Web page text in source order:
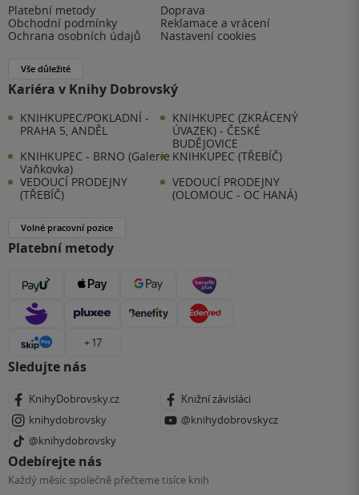
Platební metody
Doprava
Obchodní podmínky
Reklamace a vrácení
Ochrana osobních údajů
Nastavení cookies
Vše důležité
Kariéra v Knihy Dobrovský
KNIHKUPEC/POKLADNÍ -
PRAHA 5, ANDĚL
KNIHKUPEC (ZKRÁCENÝ
ÚVAZEK) - ČESKÉ
BUDĚJOVICE
KNIHKUPEC - BRNO (Galerie
Vaňkovka)
KNIHKUPEC (TŘEBÍČ)
VEDOUCÍ PRODEJNY
(TŘEBÍČ)
VEDOUCÍ PRODEJNY
(OLOMOUC - OC HANÁ)
Volné pracovní pozice
Platební metody
+ 17
Sledujte nás
KnihyDobrovsky.cz
Knižní závisláci
knihydobrovsky
@knihydobrovskycz
@knihydobrovsky
Odebírejte nás
Každý měsíc společně přečteme tisíce knih